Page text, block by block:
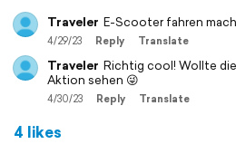
Traveler E-Scooter fahren
4/29/23 Reply Translate
Traveler Richtig cool! Wollte
Aktion sehen 😜
4/30/23 Reply Translate
4 likes